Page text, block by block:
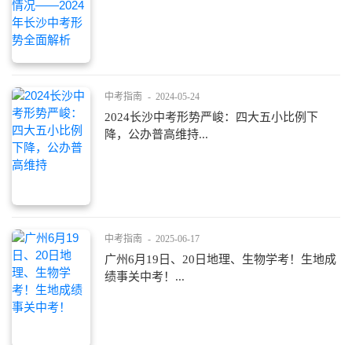
中考指南 - 2024-05-24
2024长沙中考形势严峻：四大五小比例下
降，公办普高维持...
中考指南 - 2025-06-17
广州6月19日、20日地理、生物学考！生地成
绩事关中考！...